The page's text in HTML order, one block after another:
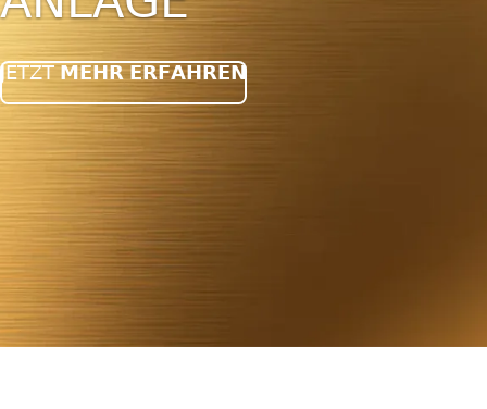
𝗜𝗡𝗩𝗘𝗦𝗧𝗜𝗘𝗥𝗘𝗡 𝗦𝗜𝗘 𝖨𝖭 𝖹𝖴𝖪𝖴𝖭𝖥𝖳𝖲𝖬𝖤𝖳𝖠𝖫𝖫𝖤
𝖴𝖭𝖣 𝗦𝗜𝗖𝗛𝗘𝗥𝗡 𝖲𝖨𝖤 𝖶𝖤𝖱𝖳𝖤 𝖥Ü𝖱 𝖬𝖮𝖱𝖦𝖤𝖭